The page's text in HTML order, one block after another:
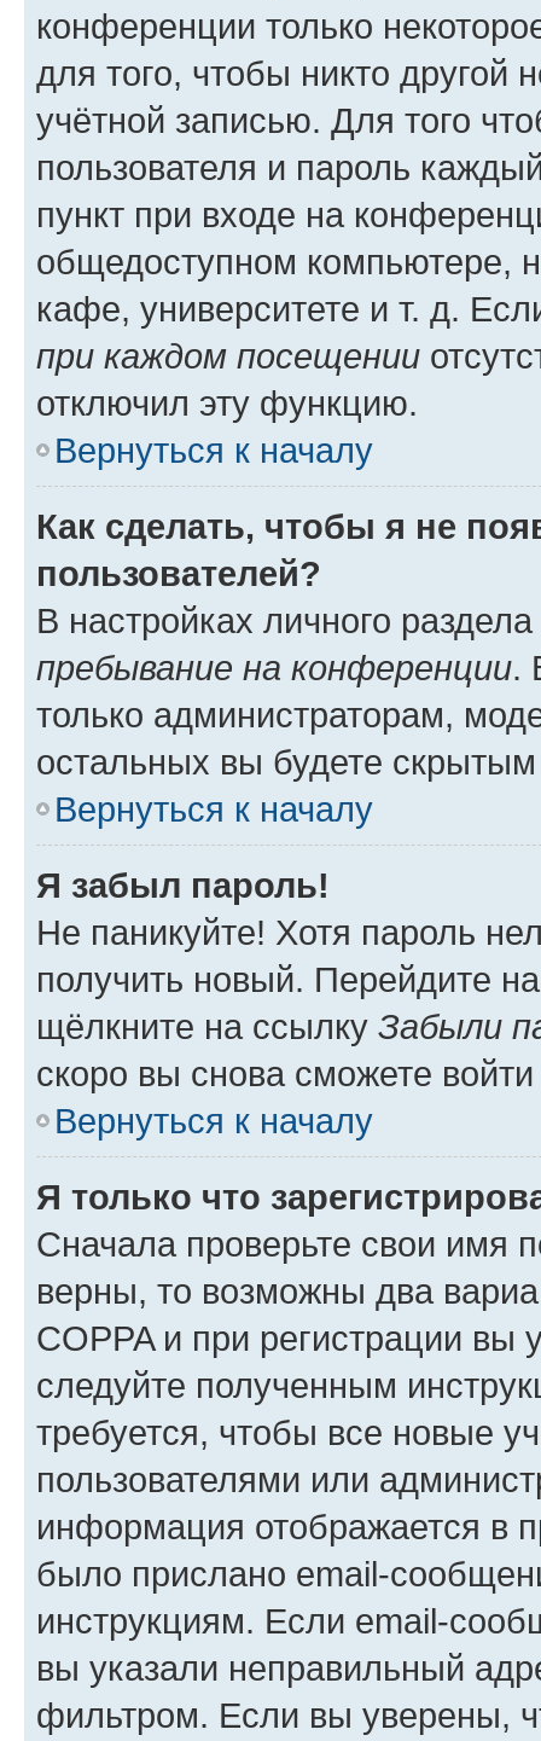
конференции только
для того, чтобы никто другой
учётной записью. Для того
пользователя и пароль
пункт при входе на
общедоступном компьютере,
кафе, университете и т. д.
при каждом посещении
отключил эту функцию.
Вернуться к началу
Как сделать, чтобы я не
пользователей?
В настройках личного
пребывание на конференции.
только администраторам,
остальных вы будете
Вернуться к началу
Я забыл пароль!
Не паникуйте! Хотя пароль
получить новый. Перейдите
щёлкните на ссылку Забыли
скоро вы снова сможете
Вернуться к началу
Я только что
Сначала проверьте свои имя
верны, то возможны два
COPPA и при регистрации вы
следуйте полученным
требуется, чтобы все новые
пользователями или
информация отображается в
было прислано email-
инструкциям. Если email-
вы указали неправильный
фильтром. Если вы уверены,